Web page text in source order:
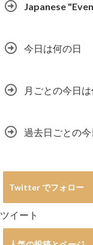
Japanese
今日は何の日
月ごとの今日
過去日ごとの
Twitter でフォロー
ツイート